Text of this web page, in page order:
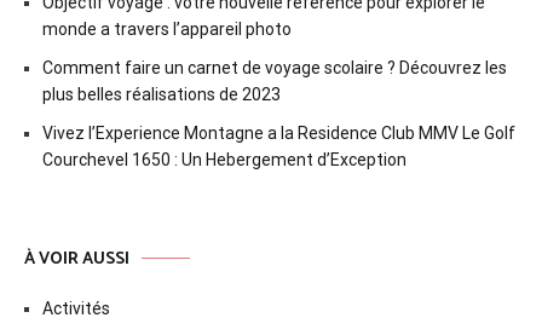
monde a travers l’appareil photo
Comment faire un carnet de voyage scolaire ? Découvrez les
plus belles réalisations de 2023
Vivez l’Experience Montagne a la Residence Club MMV Le Golf
Courchevel 1650 : Un Hebergement d’Exception
À VOIR AUSSI
Activités